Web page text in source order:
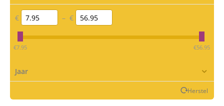
€ – €
‎€7.95 ‎€56.95
Jaar
Herstel